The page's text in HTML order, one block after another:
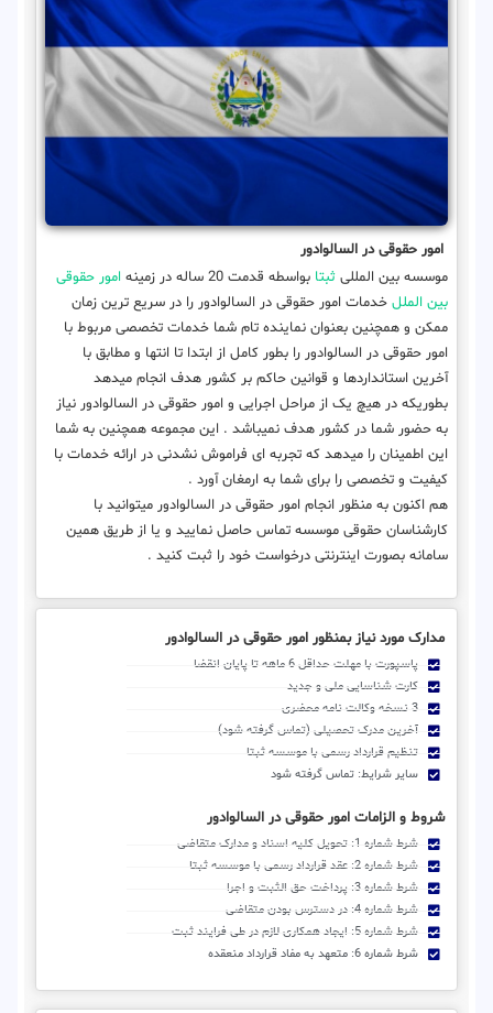
امور حقوقی در السالوادور
موسسه بین المللی ثبتا بواسطه قدمت 20 ساله در زمینه
امور حقوقی
بین الملل خدمات امور حقوقی در السالوادور را در سریع ترین زمان
ممکن و همچنین بعنوان نماینده تام شما خدمات تخصصی مربوط با
امور حقوقی در السالوادور را بطور کامل از ابتدا تا انتها و مطابق با
آخرین استانداردها و قوانین حاکم بر کشور هدف انجام میدهد
بطوریکه در هیچ یک از مراحل اجرایی و امور حقوقی در السالوادور نیاز
به حضور شما در کشور هدف نمیباشد . این مجموعه همچنین به شما
این اطمینان را میدهد که تجربه ای فراموش نشدنی در ارائه خدمات با
کیفیت و تخصصی را برای شما به ارمغان آورد .
هم اکنون به منظور انجام امور حقوقی در السالوادور میتوانید با
کارشناسان حقوقی موسسه تماس حاصل نمایید و یا از طریق همین
سامانه بصورت اینترنتی درخواست خود را ثبت کنید .
مدارک مورد نیاز بمنظور امور حقوقی در السالوادور
پاسپورت با مهلت حداقل 6 ماهه تا پایان انقضا
کارت شناسایی ملی و جدید
3 نسخه وکالت نامه محضری
آخرین مدرک تحصیلی (تماس گرفته شود)
تنظیم قرارداد رسمی با موسسه ثبتا
سایر شرایط: تماس گرفته شود
شروط و الزامات امور حقوقی در السالوادور
شرط شماره 1: تحویل کلیه اسناد و مدارک متقاضی
شرط شماره 2: عقد قرارداد رسمی با موسسه ثبتا
شرط شماره 3: پرداخت حق الثبت و اجرا
شرط شماره 4: در دسترس بودن متقاضی
شرط شماره 5: ایجاد همکاری لازم در طی فرایند ثبت
شرط شماره 6: متعهد به مفاد قرارداد منعقده